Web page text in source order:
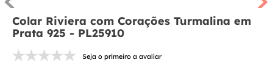
Colar Riviera com Corações Turmalina em
Prata 925 - PL25910
Seja o primeiro a avaliar